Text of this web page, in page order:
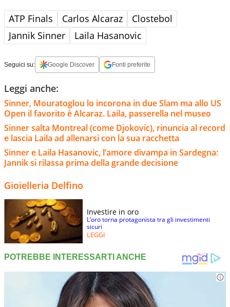
ATP Finals Carlos Alcaraz
Clostebol
Jannik Sinner
Laila Hasanovic
Seguici su: Google Discover Fonti preferite
Leggi anche:
Sinner, Mouratoglou lo incorona in due Slam ma allo US
Open il favorito è Alcaraz. Laila, passerella nel museo
Sinner salta Montreal (come Djokovic), rinuncia al record
e lascia Laila ad allenarsi con la sua racchetta
Sinner e Laila Hasanovic, l’amore divampa in Sardegna:
Jannik si rilassa prima della grande decisione
Gioielleria Delfino
Investire in oro
L’oro torna protagonista tra gli investimenti
sicuri
LEGGI